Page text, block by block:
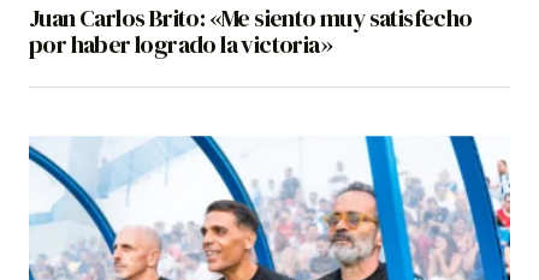
Juan Carlos Brito: «Me siento muy satisfecho
por haber logrado la victoria»